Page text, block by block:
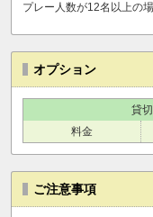
プレー人数が12名以上の
オプション
貸
料金
ご注意事項